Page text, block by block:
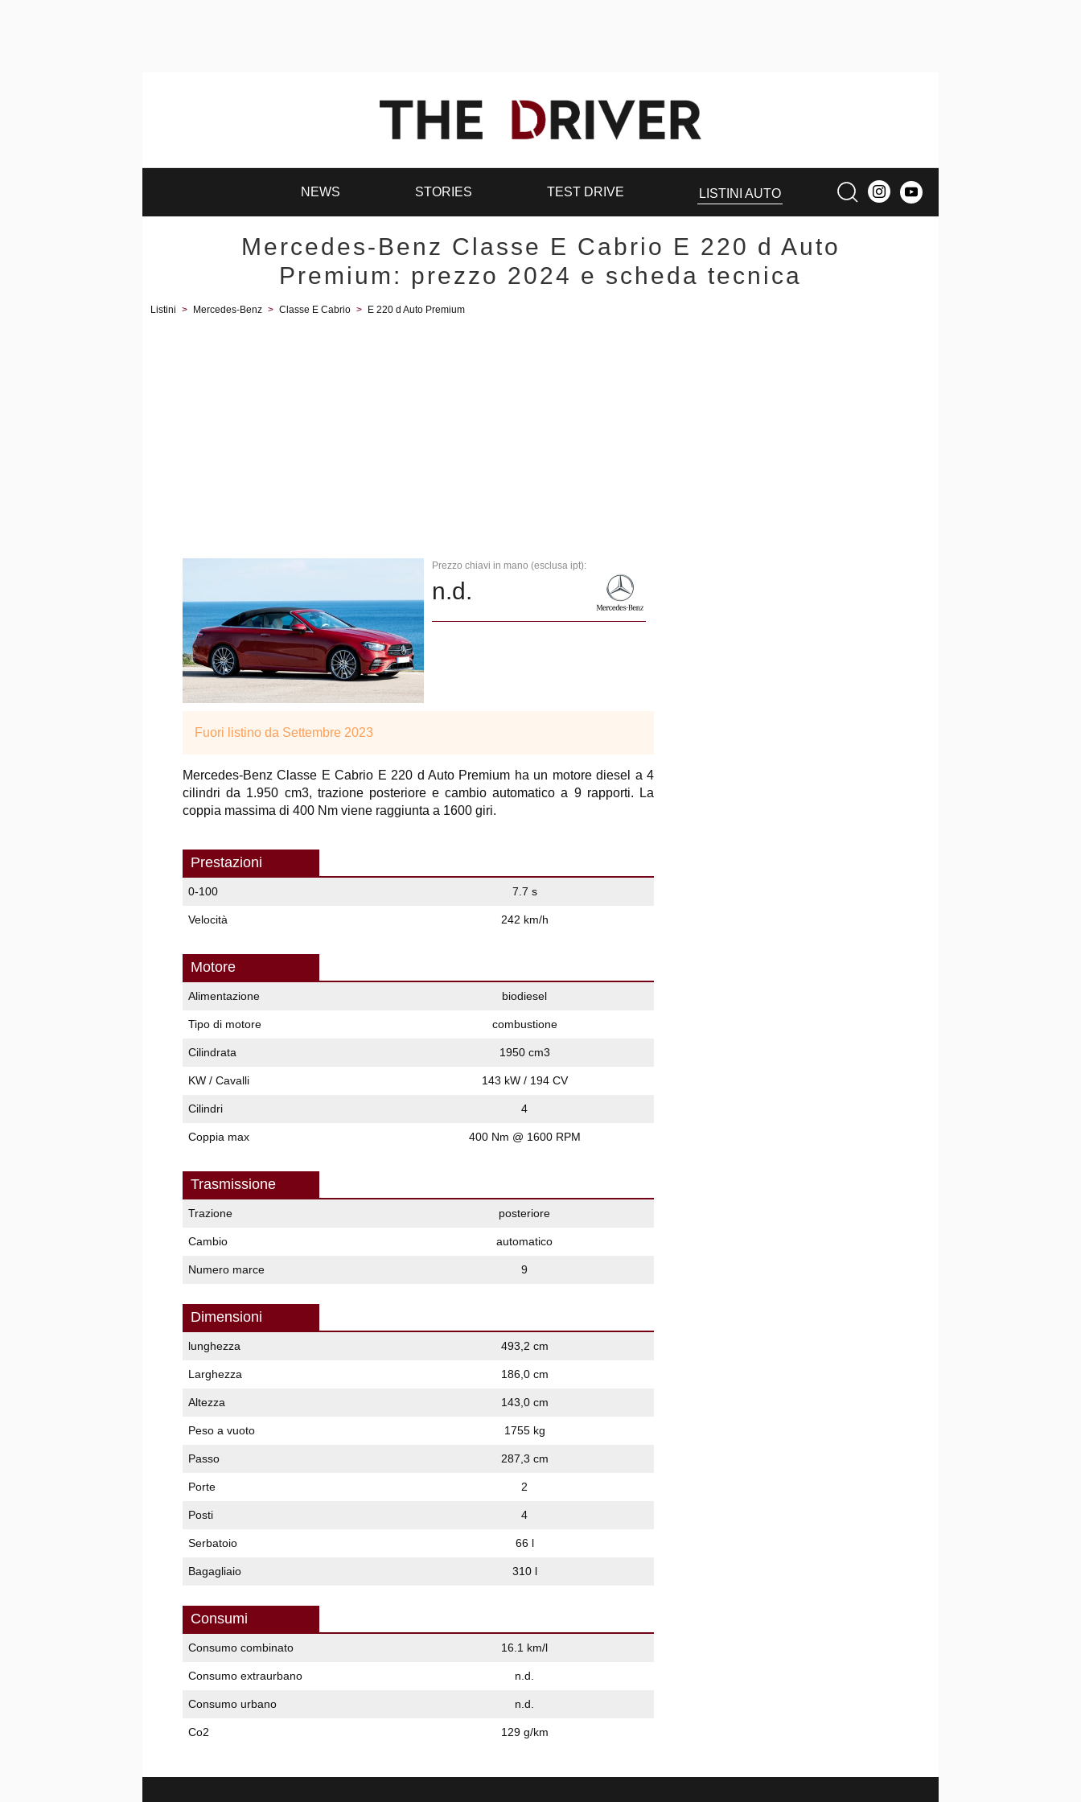
NEWS STORIES TEST DRIVE LISTINI AUTO
Mercedes-Benz Classe E Cabrio E 220 d Auto
Premium: prezzo 2024 e scheda tecnica
Listini > Mercedes-Benz > Classe E Cabrio > E 220 d Auto Premium
Prezzo chiavi in mano (esclusa ipt):
n.d.
Fuori listino da Settembre 2023
Mercedes-Benz Classe E Cabrio E 220 d Auto Premium ha un motore diesel a 4
cilindri da 1.950 cm3, trazione posteriore e cambio automatico a 9 rapporti. La
coppia massima di 400 Nm viene raggiunta a 1600 giri.
Prestazioni
0-100 7.7 s
Velocità 242 km/h
Motore
Alimentazione biodiesel
Tipo di motore combustione
Cilindrata 1950 cm3
KW / Cavalli 143 kW / 194 CV
Cilindri 4
Coppia max 400 Nm @ 1600 RPM
Trasmissione
Trazione posteriore
Cambio automatico
Numero marce 9
Dimensioni
lunghezza 493,2 cm
Larghezza 186,0 cm
Altezza 143,0 cm
Peso a vuoto 1755 kg
Passo 287,3 cm
Porte 2
Posti 4
Serbatoio 66 l
Bagagliaio 310 l
Consumi
Consumo combinato 16.1 km/l
Consumo extraurbano n.d.
Consumo urbano n.d.
Co2 129 g/km